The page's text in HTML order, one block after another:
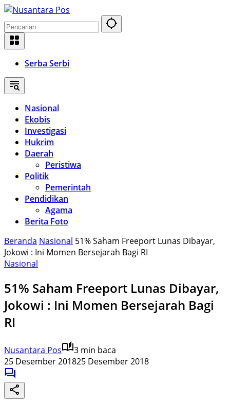
Langsung
ke
konten
Serba Serbi
Nasional
Ekobis
Investigasi
Hukrim
Daerah
Peristiwa
Politik
Pemerintah
Pendidikan
Agama
Berita Foto
Beranda Nasional 51% Saham Freeport Lunas Dibayar,
Jokowi : Ini Momen Bersejarah Bagi RI
Nasional
51% Saham Freeport Lunas Dibayar,
Jokowi : Ini Momen Bersejarah Bagi
RI
Nusantara Pos
3 min baca
25 Desember 201825 Desember 2018